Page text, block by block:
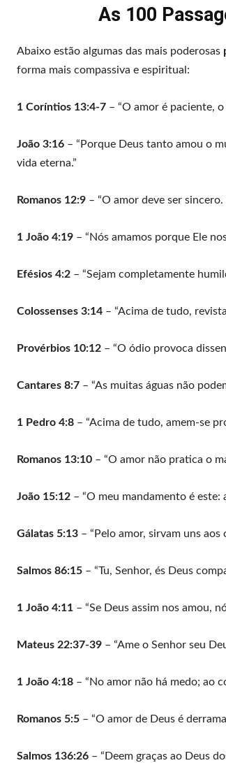
As 100
Abaixo estão algumas das mais poderosas
forma mais compassiva e espiritual:
1 Coríntios 13:4-7 – “O amor é paciente,
João 3:16 – “Porque Deus tanto amou o
vida eterna.”
Romanos 12:9 – “O amor deve ser
1 João 4:19 – “Nós amamos porque Ele
Efésios 4:2 – “Sejam completamente
Colossenses 3:14 – “Acima de tudo,
Provérbios 10:12 – “O ódio provoca
Cantares 8:7 – “As muitas águas não
1 Pedro 4:8 – “Acima de tudo, amem-se
Romanos 13:10 – “O amor não pratica o
João 15:12 – “O meu mandamento é este:
Gálatas 5:13 – “Pelo amor, sirvam uns aos
Salmos 86:15 – “Tu, Senhor, és Deus
1 João 4:11 – “Se Deus assim nos amou,
Mateus 22:37-39 – “Ame o Senhor seu
1 João 4:18 – “No amor não há medo; ao
Romanos 5:5 – “O amor de Deus é
Salmos 136:26 – “Deem graças ao Deus